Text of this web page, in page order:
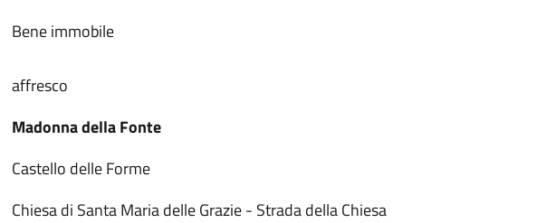
Bene immobile
affresco
Madonna della Fonte
Castello delle Forme
Chiesa di Santa Maria delle Grazie - Strada della Chiesa